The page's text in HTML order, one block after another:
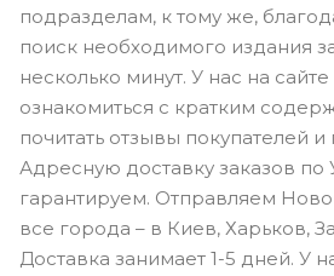
подразделам, к тому же,
поиск необходимого издания
несколько минут. У нас на
ознакомиться с кратким
почитать отзывы покупателей
Адресную доставку заказов по
гарантируем. Отправляем
все города – в Киев, Харьков,
Доставка занимает 1-5 дней. У